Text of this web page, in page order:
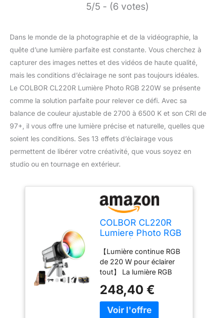
5/5 - (6 votes)
Dans le monde de la photographie et de la vidéographie, la
quête d’une lumière parfaite est constante. Vous cherchez à
capturer des images nettes et des vidéos de haute qualité,
mais les conditions d’éclairage ne sont pas toujours idéales.
Le COLBOR CL220R Lumière Photo RGB 220W se présente
comme la solution parfaite pour relever ce défi. Avec sa
balance de couleur ajustable de 2700 à 6500 K et son CRI de
97+, il vous offre une lumière précise et naturelle, quelles que
soient les conditions. Ses 13 effets d’éclairage vous
permettent de libérer votre créativité, que vous soyez en
studio ou en tournage en extérieur.
COLBOR CL220R
Lumiere Photo RGB
Continu avec M/G
Balance 2700~6500
K CRI97+ Lampe de
Studio Bowens 13
Effets de Eclairage
pour Film en Direct,
Lumière-Vidéo-
【Lumière continue RGB
de 220 W pour éclairer
tout】 La lumière RGB
studio offre des options
d'éclairage à toutes les
couleurs avec une
248,40 €